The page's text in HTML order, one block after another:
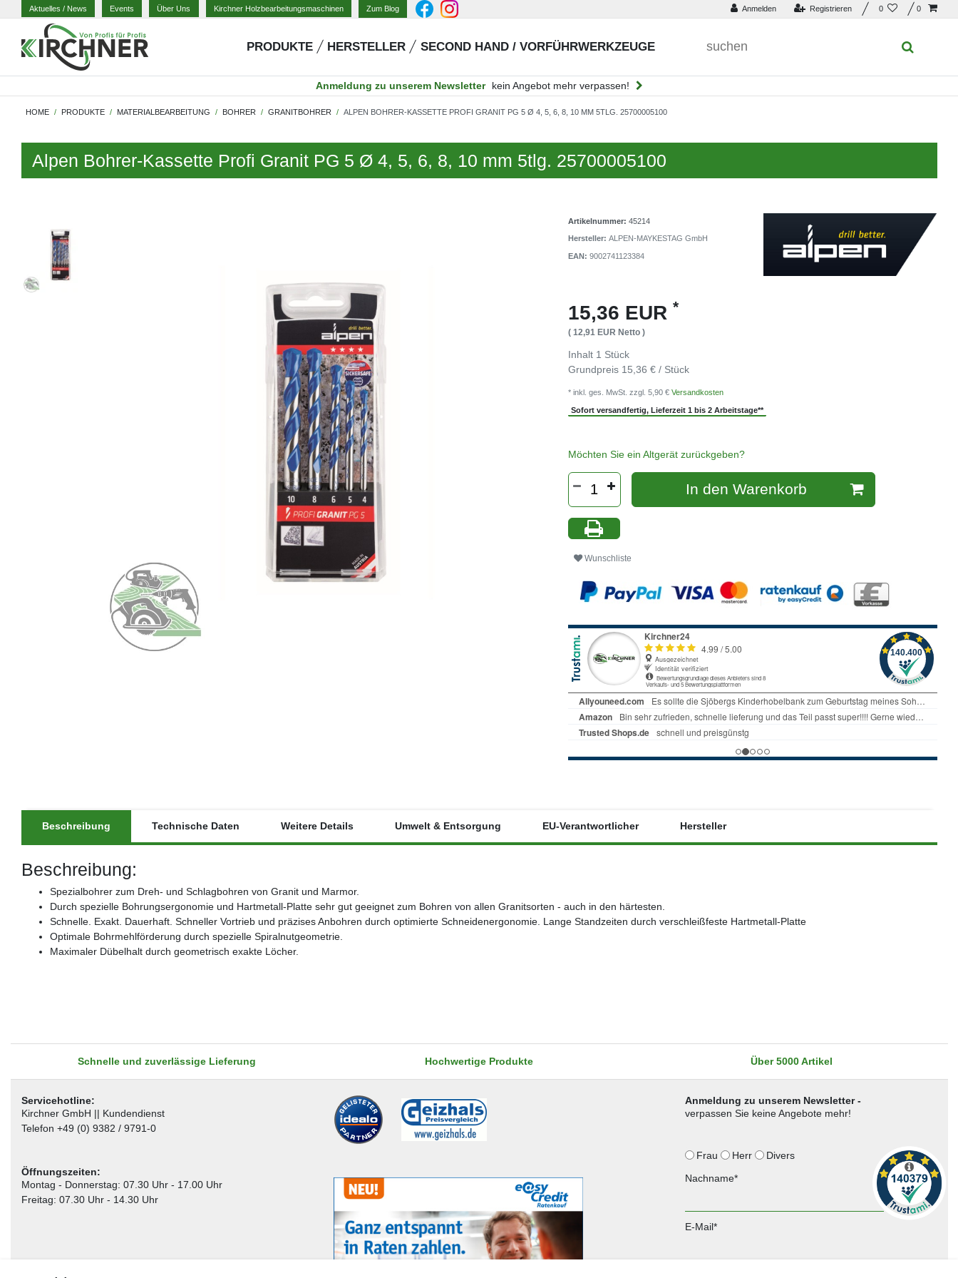
Anmelden Registrieren 0 0
Aktuelles / News Events Über Uns Kirchner Holzbearbeitungsmaschinen Zum Blog
PRODUKTE HERSTELLER SECOND HAND / VORFÜHRWERKZEUGE
Anmeldung zu unserem Newsletter kein Angebot mehr verpassen!
HOME PRODUKTE MATERIALBEARBEITUNG BOHRER GRANITBOHRER ALPEN BOHRER-KASSETTE PROFI GRANIT PG 5 Ø 4, 5, 6, 8, 10 MM 5TLG. 25700005100
Alpen Bohrer-Kassette Profi Granit PG 5 Ø 4, 5, 6, 8, 10 mm 5tlg. 25700005100
Artikelnummer: 45214
Hersteller: ALPEN-MAYKESTAG GmbH
EAN: 9002741123384
15,36 EUR *
( 12,91 EUR Netto )
Inhalt 1 Stück
Grundpreis 15,36 € / Stück
* inkl. ges. MwSt. zzgl. 5,90 € Versandkosten
Sofort versandfertig, Lieferzeit 1 bis 2 Arbeitstage**
Möchten Sie ein Altgerät zurückgeben?
In den Warenkorb
Wunschliste
Beschreibung Technische Daten Weitere Details Umwelt & Entsorgung EU-Verantwortlicher Hersteller
Beschreibung:
Spezialbohrer zum Dreh- und Schlagbohren von Granit und Marmor.
Durch spezielle Bohrungsergonomie und Hartmetall-Platte sehr gut geeignet zum Bohren von allen Granitsorten - auch in den härtesten.
Schnelle. Exakt. Dauerhaft. Schneller Vortrieb und präzises Anbohren durch optimierte Schneidenergonomie. Lange Standzeiten durch verschleißfeste Hartmetall-Platte
Optimale Bohrmehlförderung durch spezielle Spiralnutgeometrie.
Maximaler Dübelhalt durch geometrisch exakte Löcher.
Schnelle und zuverlässige Lieferung Hochwertige Produkte Über 5000 Artikel
Servicehotline:
Kirchner GmbH || Kundendienst
Telefon +49 (0) 9382 / 9791-0
Öffnungszeiten:
Montag - Donnerstag: 07.30 Uhr - 17.00 Uhr
Freitag: 07.30 Uhr - 14.30 Uhr
Anmeldung zu unserem Newsletter -
verpassen Sie keine Angebote mehr!
Frau Herr
Divers
Nachname*
E-Mail*